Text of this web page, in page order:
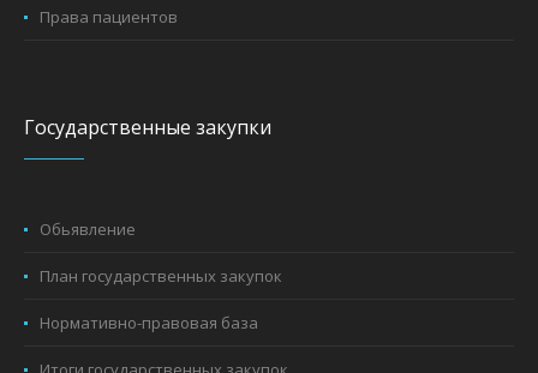
Права пациентов
Государственные закупки
Обьявление
План государственных закупок
Нормативно-правовая база